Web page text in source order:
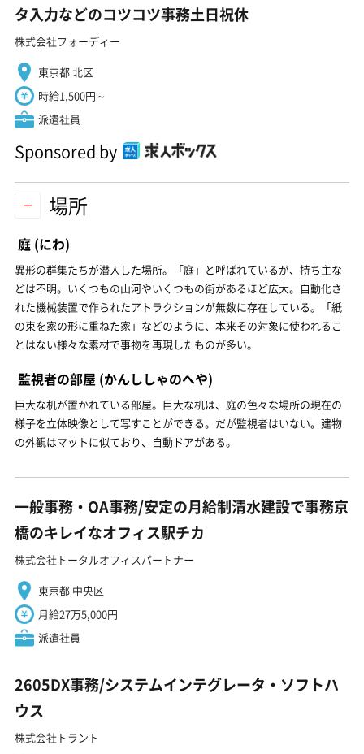
タ入力などのコツコツ事務土日祝休
株式会社フォーディー
東京都 北区
時給1,500円～
派遣社員
Sponsored by
場所
庭 (にわ)
異形の群集たちが潜入した場所。「庭」と呼ばれているが、持ち主な
どは不明。いくつもの山河やいくつもの街があるほど広大。自動化さ
れた機械装置で作られたアトラクションが無数に存在している。「紙
の束を家の形に重ねた家」などのように、本来その対象に使われるこ
とはない様々な素材で事物を再現したものが多い。
監視者の部屋 (かんししゃのへや)
巨大な机が置かれている部屋。巨大な机は、庭の色々な場所の現在の
様子を立体映像として写すことができる。だが監視者はいない。建物
の外観はマットに似ており、自動ドアがある。
一般事務・OA事務/安定の月給制清水建設で事務京
橋のキレイなオフィス駅チカ
株式会社トータルオフィスパートナー
東京都 中央区
月給27万5,000円
派遣社員
2605DX事務/システムインテグレータ・ソフトハ
ウス
株式会社トラント